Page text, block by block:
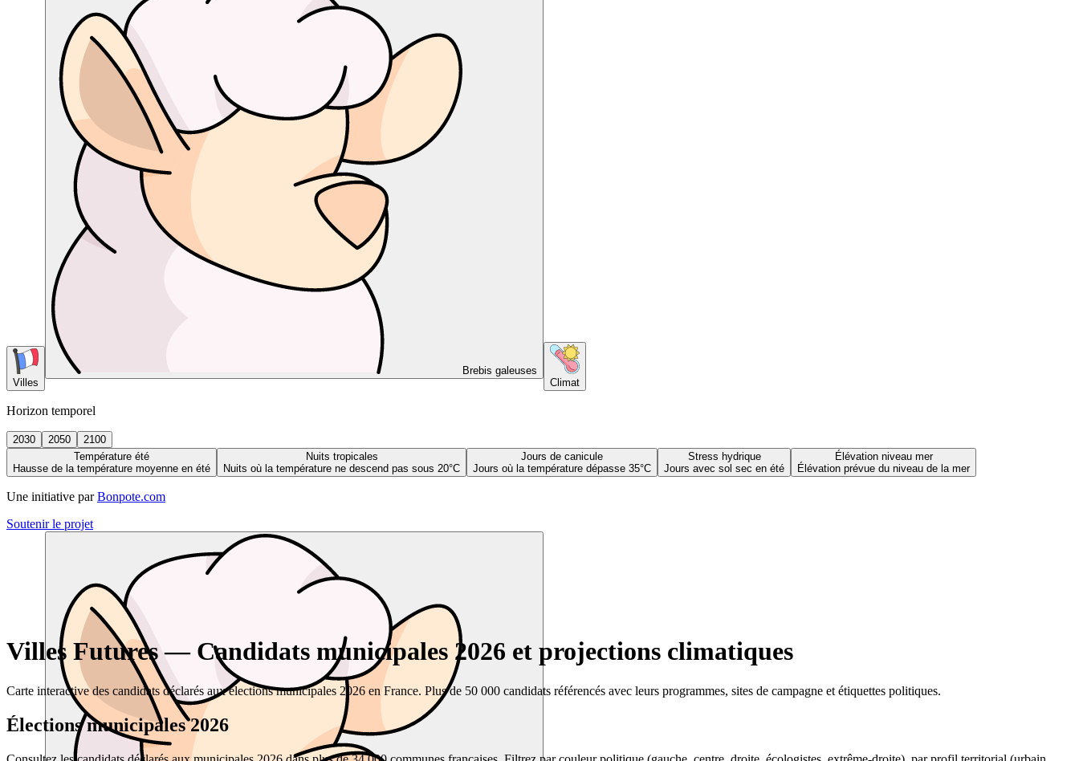
Villes
Brebis galeuses
Climat
Horizon temporel
2030 2050
2100
Température été
Hausse de la température moyenne en été
Nuits tropicales
Nuits où la température ne descend pas sous 20°C
Jours de canicule
Jours où la température dépasse 35°C
Stress hydrique
Jours avec sol sec en été
Élévation niveau mer
Élévation prévue du niveau de la mer
Une initiative par Bonpote.com
Soutenir le projet
Villes Futures — Candidats municipales 2026 et projections climatiques
Carte interactive des candidats déclarés aux élections municipales 2026 en France. Plus de 50 000 candidats référencés avec leurs programmes, sites de campagne et étiquettes politiques.
Élections municipales 2026